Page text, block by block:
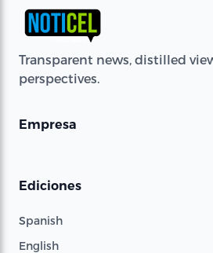
Transparent news, distilled
perspectives.
Empresa
Ediciones
Spanish
English